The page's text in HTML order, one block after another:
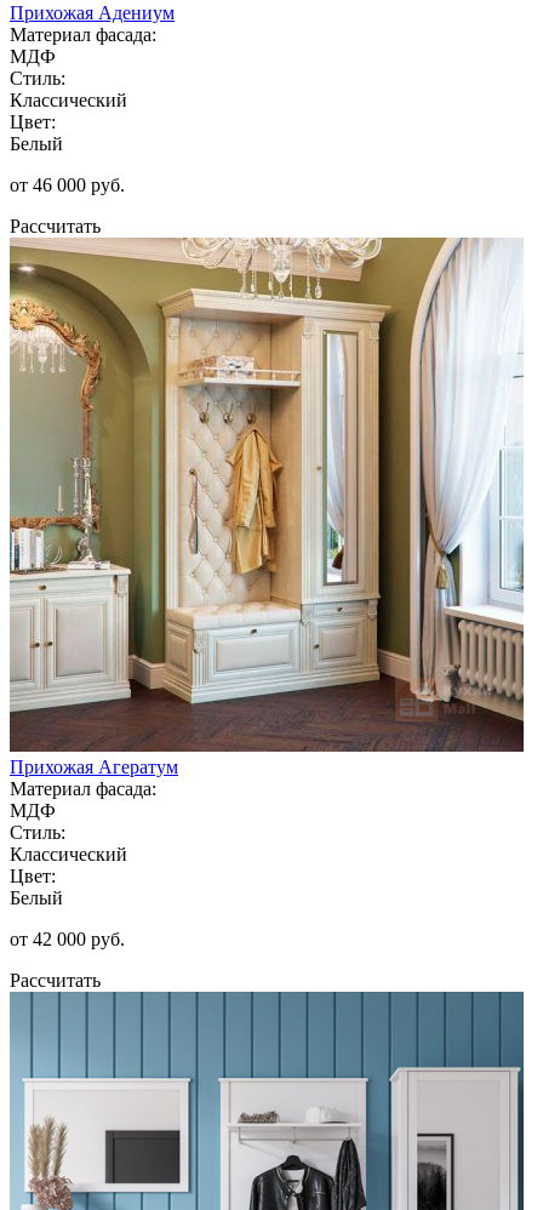
Прихожая Адениум
Материал фасада:
МДФ
Стиль:
Классический
Цвет:
Белый
от 46 000 руб.
Рассчитать
Прихожая Агератум
Материал фасада:
МДФ
Стиль:
Классический
Цвет:
Белый
от 42 000 руб.
Рассчитать